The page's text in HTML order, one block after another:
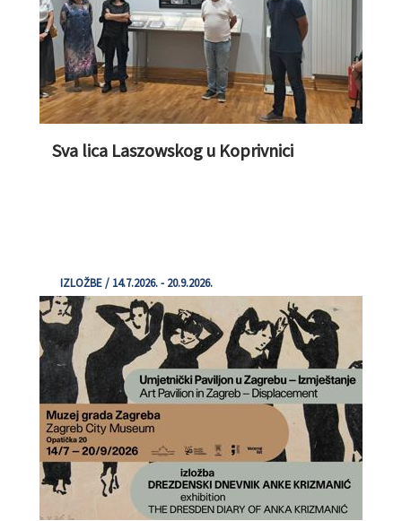
Sva lica Laszowskog u Koprivnici
IZLOŽBE / 14.7.2026. - 20.9.2026.